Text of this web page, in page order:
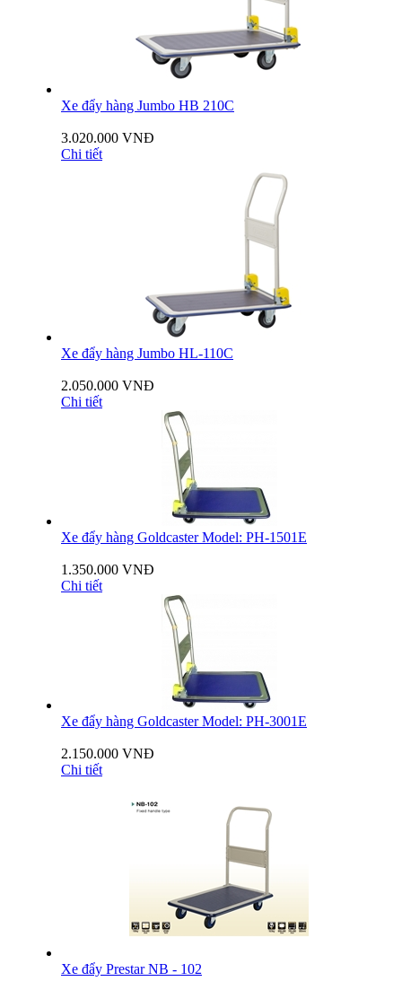
Xe đẩy hàng Jumbo HB 210C
3.020.000 VNĐ
Chi tiết
Xe đẩy hàng Jumbo HL-110C
2.050.000 VNĐ
Chi tiết
Xe đẩy hàng Goldcaster Model: PH-1501E
1.350.000 VNĐ
Chi tiết
Xe đẩy hàng Goldcaster Model: PH-3001E
2.150.000 VNĐ
Chi tiết
Xe đẩy Prestar NB - 102